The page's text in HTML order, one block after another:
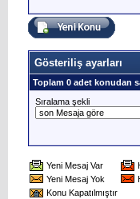
Gösteriliş ayarları
Toplam 0 adet konudan
Sıralama şekli
Yeni Mesaj Var
Yeni Mesaj Yok
Konu Kapatılmıştır